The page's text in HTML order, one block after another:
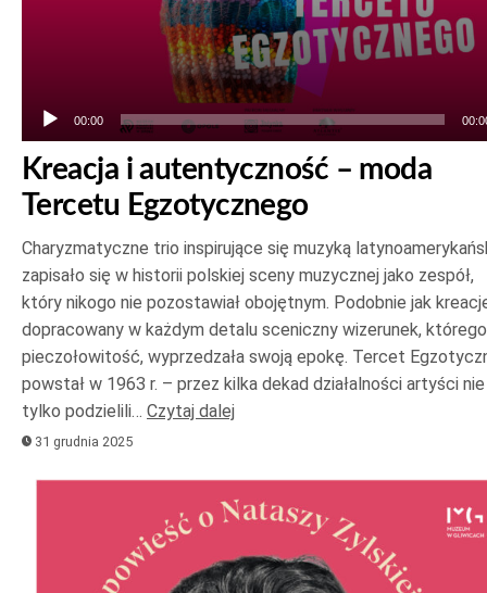
00:00
Kreacja i autentyczność – moda
Tercetu Egzotycznego
Charyzmatyczne trio inspirujące się muzyką
zapisało się w historii polskiej sceny muzycznej jako zespół,
który nikogo nie pozostawiał obojętnym. Podobnie jak
dopracowany w każdym detalu sceniczny wizerunek, którego
pieczołowitość, wyprzedzała swoją epokę. Tercet
powstał w 1963 r. – przez kilka dekad działalności artyści nie
tylko podzielili… Czytaj dalej
31 grudnia 2025
Odtwarzacz